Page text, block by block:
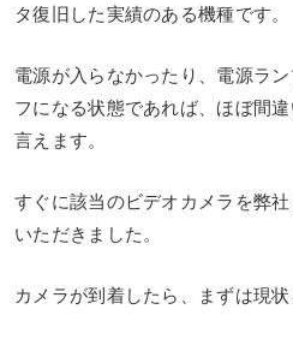
タ復旧した実績のある機種です。
電源が入らなかったり、電源ラ
フになる状態であれば、ほぼ間
言えます。
すぐに該当のビデオカメラを弊
いただきました。
カメラが到着したら、まずは現状